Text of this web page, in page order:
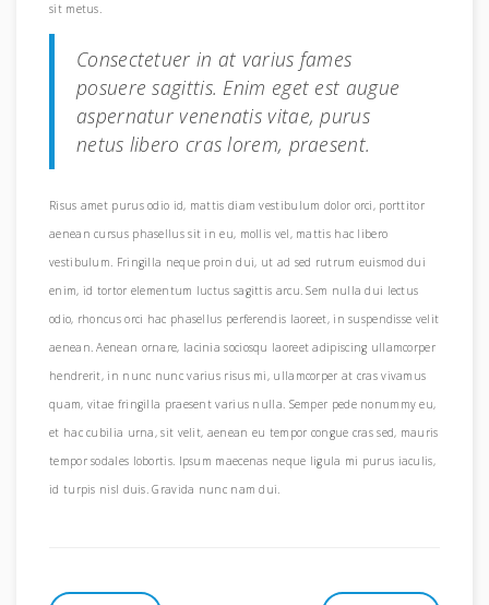
sit metus.
Consectetuer in at varius fames
posuere sagittis. Enim eget est augue
aspernatur venenatis vitae, purus
netus libero cras lorem, praesent.
Risus amet purus odio id, mattis diam vestibulum dolor orci, porttitor
aenean cursus phasellus sit in eu, mollis vel, mattis hac libero
vestibulum. Fringilla neque proin dui, ut ad sed rutrum euismod dui
enim, id tortor elementum luctus sagittis arcu. Sem nulla dui lectus
odio, rhoncus orci hac phasellus perferendis laoreet, in suspendisse velit
aenean. Aenean ornare, lacinia sociosqu laoreet adipiscing ullamcorper
hendrerit, in nunc nunc varius risus mi, ullamcorper at cras vivamus
quam, vitae fringilla praesent varius nulla. Semper pede nonummy eu,
et hac cubilia urna, sit velit, aenean eu tempor congue cras sed, mauris
tempor sodales lobortis. Ipsum maecenas neque ligula mi purus iaculis,
id turpis nisl duis. Gravida nunc nam dui.